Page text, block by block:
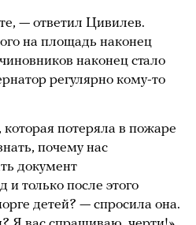
— ответил Цивилев.
на площадь наконец
наконец стало
регулярно кому-то
потеряла в пожаре
почему нас
документ
и только после этого
детей? — спросила она.